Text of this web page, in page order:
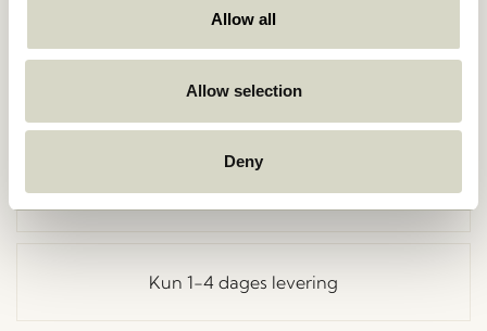
Allow all
Allow selection
Deny
Gå tilbage
Fri fragt ved køb over499 DKK*
Kun 1-4 dages levering